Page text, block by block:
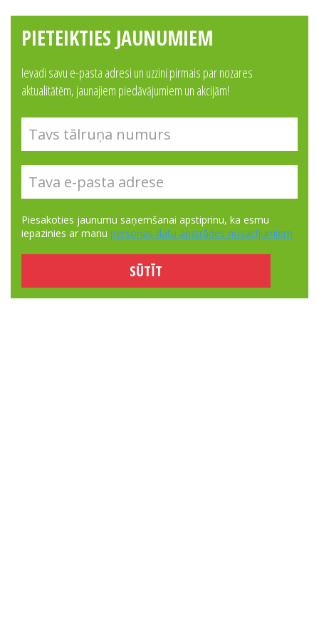
PIETEIKTIES JAUNUMIEM
Ievadi savu e-pasta adresi un uzzini pirmais par nozares
aktualitātēm, jaunajiem piedāvājumiem un akcijām!
Piesakoties jaunumu saņemšanai apstiprinu, ka esmu
iepazinies ar manu personas datu apstrādes nosacījumiem